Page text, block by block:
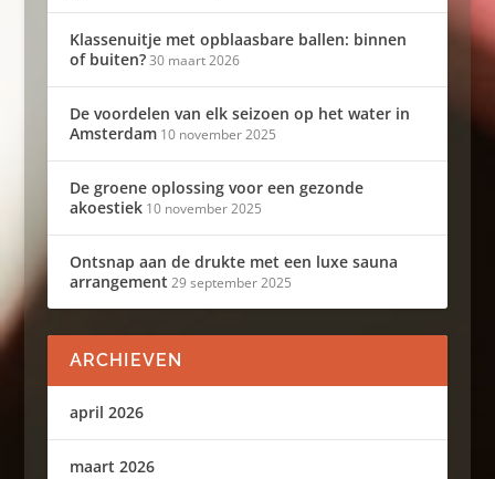
Klassenuitje met opblaasbare ballen: binnen
of buiten? 30 maart 2026
De voordelen van elk seizoen op het water in
Amsterdam 10 november 2025
De groene oplossing voor een gezonde
akoestiek 10 november 2025
Ontsnap aan de drukte met een luxe sauna
arrangement 29 september 2025
ARCHIEVEN
april 2026
maart 2026